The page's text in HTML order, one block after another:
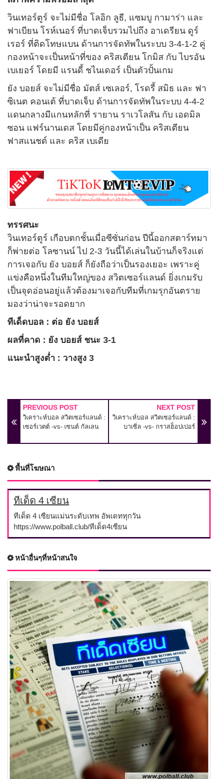
วินเทอร์ตูร์ จะไม่มีชื่อ โลอิก ลูธี, แซมบู กามาร่า และ
ฟาเบียน โรห์เนอร์ ที่บาดเจ็บรวมไปถึง อาเดรียน ดูร์
เรอร์ ที่ติดโทษแบน ด้านการจัดทัพในระบบ 3-4-1-2 คู่
กองหน้าจะเป็นหน้าที่ของ คริสเตียน โกมิส กับ ไบรอัน
เบเยอร์ โดยมี แรนดี้ ชไนเดอร์ เป็นตัวปั้นเกม
ยัง บอยส์ จะไม่มีชื่อ มัตส์ เซเลอร์, โรดรี้ สมิธ และ ฟา
ซิเนต คอนเต้ ที่บาดเจ็บ ด้านการจัดทัพในระบบ 4-4-2
แดนกลางมีแกนหลักที่ รายาน ราเวโลสัน กับ เอดมิล
ซอน แฟร์นานเดส โดยมีคู่กองหน้าเป็น คริสเตียน
ฟาสแนชต์ และ คริส เบเดีย
ทรรศนะ
วินเทอร์ตูร์ เกือบตกชั้นเมื่อซีซั่นก่อน ปีนี้ออกสตาร์ทมา
ก็พ่ายต่อ โลซานน์ ไป 2-3 วันนี้ได้เล่นในบ้านก็จริงแต่
การเจอกับ ยัง บอยส์ ก็ยังถือว่าเป็นรองเยอะ เพราะคู่
แข่งคือหนึ่งในทีมใหญ่ของ สวิตเซอร์แลนด์ ยิ่งเกมรับ
เป็นจุดอ่อนอยู่แล้วต้องมาเจอกับทีมที่เกมรุกอันตราย
มองว่าน่าจะรอดยาก
ทีเด็ดบอล : ต่อ ยัง บอยส์
ผลที่คาด : ยัง บอยส์ ชนะ 3-1
แนะนำสูงต่ำ : วางสูง 3
PREVIOUS POST
วิเคราะห์บอล สวิตเซอร์แลนด์ :
เซอร์เวตต์ -vs- เซนต์ กัลเลน
NEXT POST
วิเคราะห์บอล สวิตเซอร์แลนด์ :
บาเซิ่ล -vs- กราสฮ็อปเปอร์
พื้นที่โฆษณา
ทีเด็ด 4 เซียน
ทีเด็ด 4 เซียนแม่นระดับเทพ อัพเดททุกวัน
https://www.polball.club/ทีเด็ด4เซียน
หน้าอื่นๆที่หน้าสนใจ